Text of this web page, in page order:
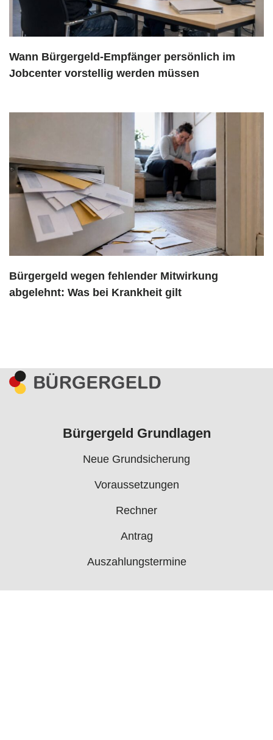
Wann Bürgergeld-Empfänger persönlich im
Jobcenter vorstellig werden müssen
Bürgergeld wegen fehlender Mitwirkung
abgelehnt: Was bei Krankheit gilt
Bürgergeld Grundlagen
Neue Grundsicherung
Voraussetzungen
Rechner
Antrag
Auszahlungstermine